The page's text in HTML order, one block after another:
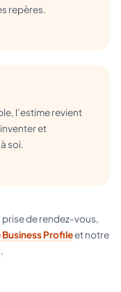
repères.
l’estime revient
et
soi.
prise de rendez-vous,
Profileet notre
.